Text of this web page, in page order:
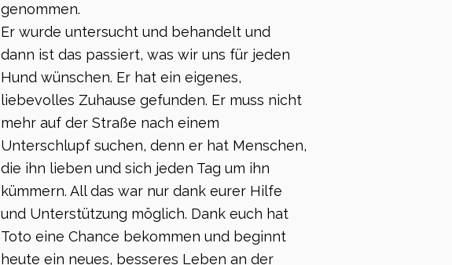
genommen.
Er wurde untersucht und behandelt und
dann ist das passiert, was wir uns für jeden
Hund wünschen. Er hat ein eigenes,
liebevolles Zuhause gefunden. Er muss nicht
mehr auf der Straße nach einem
Unterschlupf suchen, denn er hat Menschen,
die ihn lieben und sich jeden Tag um ihn
kümmern. All das war nur dank eurer Hilfe
und Unterstützung möglich. Dank euch hat
Toto eine Chance bekommen und beginnt
heute ein neues, besseres Leben an der